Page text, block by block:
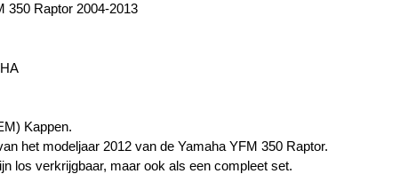
350 Raptor 2004-2013
Kappen.
het modeljaar 2012 van de Yamaha YFM 350 Raptor.
los verkrijgbaar, maar ook als een compleet set.